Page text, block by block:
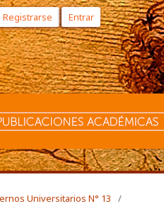
Registrarse Entrar
Universitarios N° 13
/